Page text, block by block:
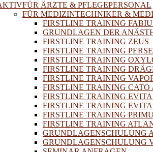
FÜR ÄRZTE & PFLEGEPERSONAL
FÜR MEDIZINTECHNIKER &
FIRSTLINE TRAINING
GRUNDLAGEN DER
FIRSTLINE TRAINING ZEUS
FIRSTLINE TRAINING
FIRSTLINE TRAINING
FIRSTLINE TRAINING
FIRSTLINE TRAINING
FIRSTLINE TRAINING CATO
FIRSTLINE TRAINING
FIRSTLINE TRAINING
FIRSTLINE TRAINING
FIRSTLINE TRAINING
GRUNDLAGENSCHULUNG
GRUNDLAGENSCHULUNG